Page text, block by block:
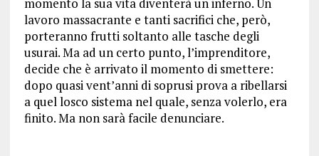
momento la sua vita diventerà un inferno. Un
lavoro massacrante e tanti sacrifici che, però,
porteranno frutti soltanto alle tasche degli
usurai. Ma ad un certo punto, l’imprenditore,
decide che è arrivato il momento di smettere:
dopo quasi vent’anni di soprusi prova a ribellarsi
a quel losco sistema nel quale, senza volerlo, era
finito. Ma non sarà facile denunciare.